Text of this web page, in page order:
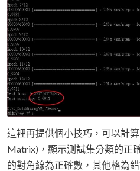
這裡再提供個小技巧，可以計
Matrix)，顯示測試集分類的正
的對角線為正確數，其他格為